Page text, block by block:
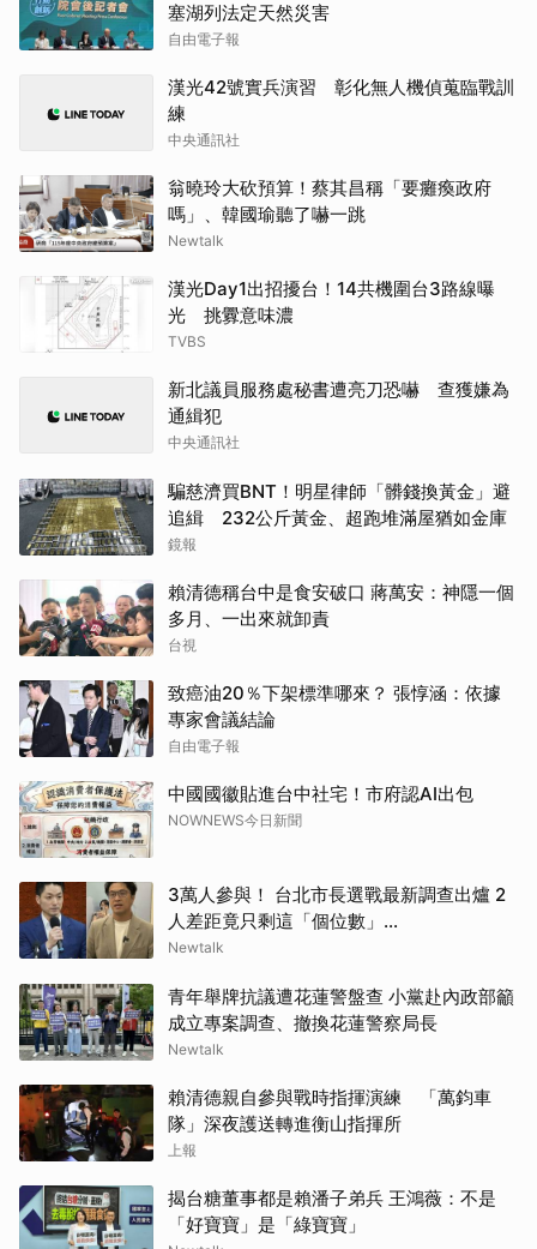
塞湖列法定天然災害
自由電子報
漢光42號實兵演習 彰化無人機偵蒐臨戰訓
練
中央通訊社
翁曉玲大砍預算！蔡其昌稱「要癱瘓政府
嗎」、韓國瑜聽了嚇一跳
Newtalk
漢光Day1出招擾台！14共機圍台3路線曝
光 挑釁意味濃
TVBS
新北議員服務處秘書遭亮刀恐嚇 查獲嫌為
通緝犯
中央通訊社
騙慈濟買BNT！明星律師「髒錢換黃金」避
追緝 232公斤黃金、超跑堆滿屋猶如金庫
鏡報
賴清德稱台中是食安破口 蔣萬安：神隱一個
多月、一出來就卸責
台視
致癌油20％下架標準哪來？ 張惇涵：依據
專家會議結論
自由電子報
中國國徽貼進台中社宅！市府認AI出包
NOWNEWS今日新聞
3萬人參與！ 台北市長選戰最新調查出爐 2
人差距竟只剩這「個位數」...
Newtalk
青年舉牌抗議遭花蓮警盤查 小黨赴內政部籲
成立專案調查、撤換花蓮警察局長
Newtalk
賴清德親自參與戰時指揮演練 「萬鈞車
隊」深夜護送轉進衡山指揮所
上報
揭台糖董事都是賴潘子弟兵 王鴻薇：不是
「好寶寶」是「綠寶寶」